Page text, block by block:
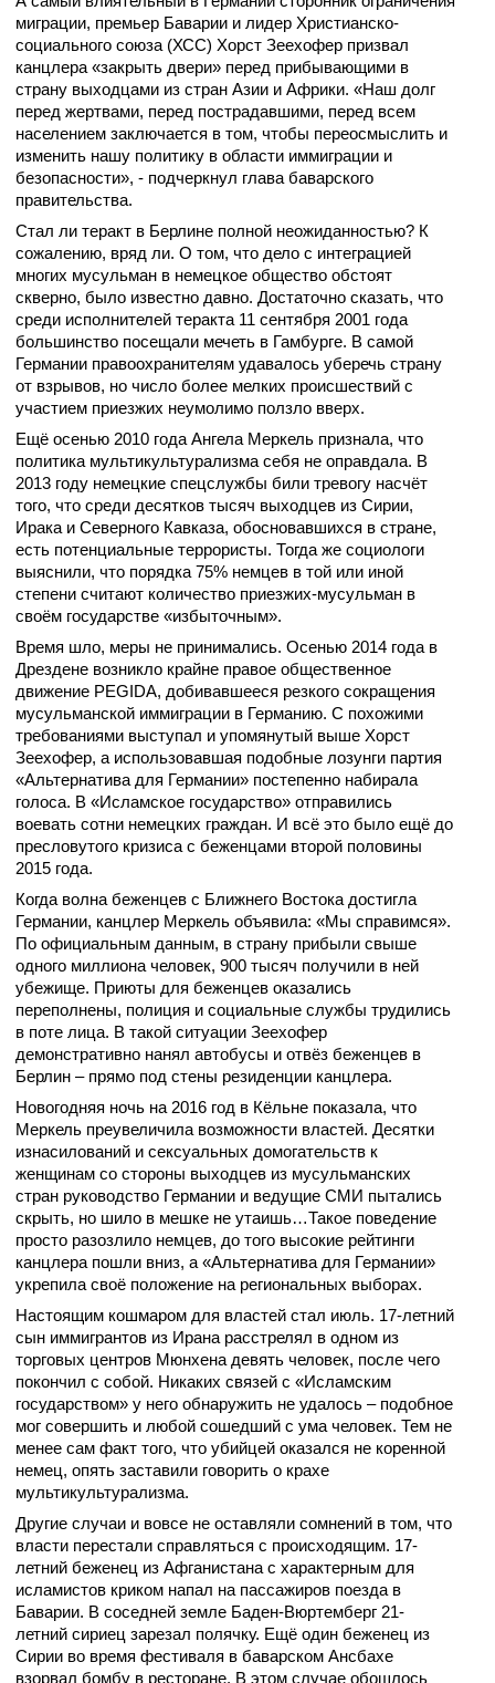
миграции, премьер Баварии и лидер Христианско-
социального союза (ХСС) Хорст Зеехофер призвал
канцлера «закрыть двери» перед прибывающими в
страну выходцами из стран Азии и Африки. «Наш долг
перед жертвами, перед пострадавшими, перед всем
населением заключается в том, чтобы переосмыслить и
изменить нашу политику в области иммиграции и
безопасности», - подчеркнул глава баварского
правительства.
Стал ли теракт в Берлине полной неожиданностью? К
сожалению, вряд ли. О том, что дело с интеграцией
многих мусульман в немецкое общество обстоят
скверно, было известно давно. Достаточно сказать, что
среди исполнителей теракта 11 сентября 2001 года
большинство посещали мечеть в Гамбурге. В самой
Германии правоохранителям удавалось уберечь страну
от взрывов, но число более мелких происшествий с
участием приезжих неумолимо ползло вверх.
Ещё осенью 2010 года Ангела Меркель признала, что
политика мультикультурализма себя не оправдала. В
2013 году немецкие спецслужбы били тревогу насчёт
того, что среди десятков тысяч выходцев из Сирии,
Ирака и Северного Кавказа, обосновавшихся в стране,
есть потенциальные террористы. Тогда же социологи
выяснили, что порядка 75% немцев в той или иной
степени считают количество приезжих-мусульман в
своём государстве «избыточным».
Время шло, меры не принимались. Осенью 2014 года в
Дрездене возникло крайне правое общественное
движение PEGIDA, добивавшееся резкого сокращения
мусульманской иммиграции в Германию. С похожими
требованиями выступал и упомянутый выше Хорст
Зеехофер, а использовавшая подобные лозунги партия
«Альтернатива для Германии» постепенно набирала
голоса. В «Исламское государство» отправились
воевать сотни немецких граждан. И всё это было ещё до
пресловутого кризиса с беженцами второй половины
2015 года.
Когда волна беженцев с Ближнего Востока достигла
Германии, канцлер Меркель объявила: «Мы справимся».
По официальным данным, в страну прибыли свыше
одного миллиона человек, 900 тысяч получили в ней
убежище. Приюты для беженцев оказались
переполнены, полиция и социальные службы трудились
в поте лица. В такой ситуации Зеехофер
демонстративно нанял автобусы и отвёз беженцев в
Берлин – прямо под стены резиденции канцлера.
Новогодняя ночь на 2016 год в Кёльне показала, что
Меркель преувеличила возможности властей. Десятки
изнасилований и сексуальных домогательств к
женщинам со стороны выходцев из мусульманских
стран руководство Германии и ведущие СМИ пытались
скрыть, но шило в мешке не утаишь…Такое поведение
просто разозлило немцев, до того высокие рейтинги
канцлера пошли вниз, а «Альтернатива для Германии»
укрепила своё положение на региональных выборах.
Настоящим кошмаром для властей стал июль. 17-летний
сын иммигрантов из Ирана расстрелял в одном из
торговых центров Мюнхена девять человек, после чего
покончил с собой. Никаких связей с «Исламским
государством» у него обнаружить не удалось – подобное
мог совершить и любой сошедший с ума человек. Тем не
менее сам факт того, что убийцей оказался не коренной
немец, опять заставили говорить о крахе
мультикультурализма.
Другие случаи и вовсе не оставляли сомнений в том, что
власти перестали справляться с происходящим. 17-
летний беженец из Афганистана с характерным для
исламистов криком напал на пассажиров поезда в
Баварии. В соседней земле Баден-Вюртемберг 21-
летний сириец зарезал полячку. Ещё один беженец из
Сирии во время фестиваля в баварском Ансбахе
взорвал бомбу в ресторане. В этом случае обошлось